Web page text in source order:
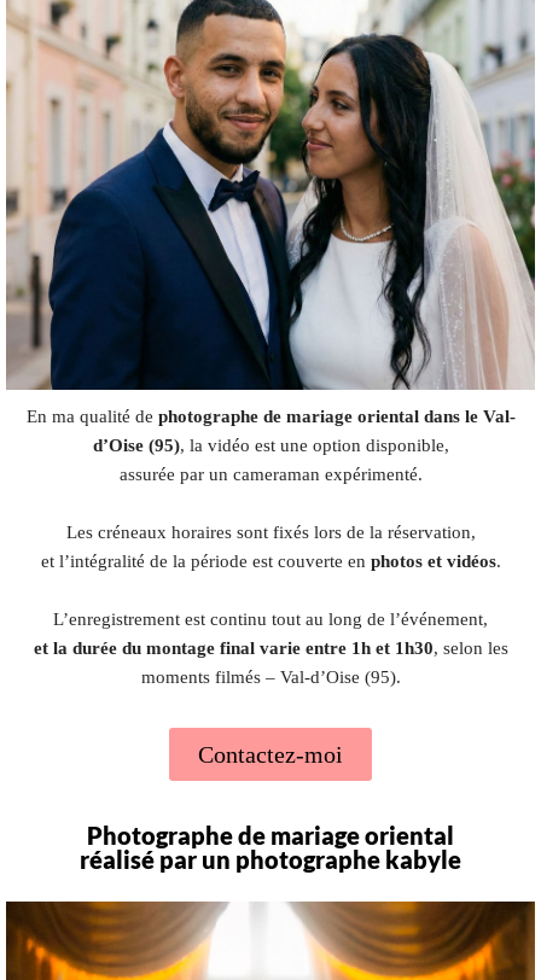
En ma qualité de photographe de mariage oriental dans le Val-
d’Oise (95), la vidéo est une option disponible,
assurée par un cameraman expérimenté.
Les créneaux horaires sont fixés lors de la réservation,
et l’intégralité de la période est couverte en photos et vidéos.
L’enregistrement est continu tout au long de l’événement,
et la durée du montage final varie entre 1h et 1h30, selon les
moments filmés – Val-d’Oise (95).
Contactez-moi
Photographe de mariage oriental
réalisé par un photographe kabyle